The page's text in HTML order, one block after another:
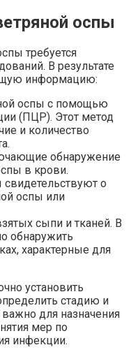
оспы
требуется
В результате
информацию:
оспы с помощью
(ПЦР). Этот метод
и количество
обнаружение
в крови.
о
оспы или
сыпи и тканей. В
обнаружить
характерные для
установить
стадию и
важно для назначения
мер по
инфекции.